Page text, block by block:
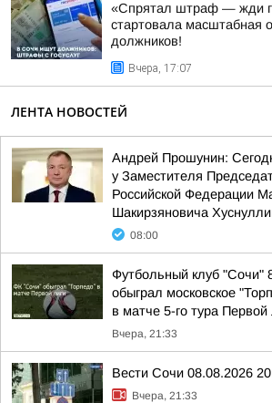
«Спрятал штраф — жди
стартовала масштабная
должников!
Вчера, 17:07
ЛЕНТА НОВОСТЕЙ
Андрей Прошунин:
у Заместителя
Российской Федерации
Шакирзяновича
08:00
Футбольный клуб "Сочи" 8
обыграл московское
в матче 5-го тура Первой
Вчера, 21:33
Вести Сочи 08.08.2026
Вчера, 21:33